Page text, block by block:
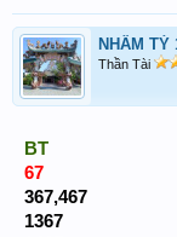
NHÂM TÝ
Thần Tài
BT
67
367,467
1367